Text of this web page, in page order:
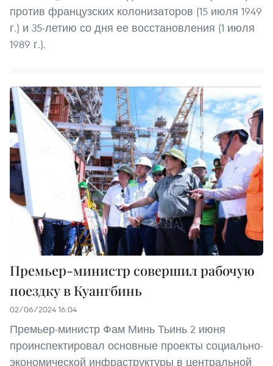
против французских колонизаторов (15 июля 1949
г.) и 35-летию со дня ее восстановления (1 июля
1989 г.).
Премьер-министр совершил рабочую
поездку в Куангбинь
02/06/2024 16:04
Премьер-министр Фам Минь Тьинь 2 июня
проинспектировал основные проекты социально-
экономической инфраструктуры в центральной